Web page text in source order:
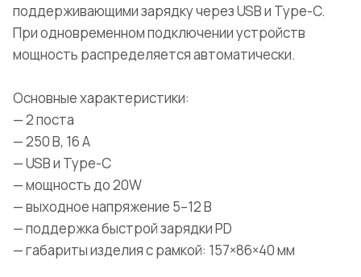
поддерживающими зарядку через USB и Type-C.
При одновременном подключении устройств
мощность распределяется автоматически.
Основные характеристики:
— 2 поста
— 250 В, 16 А
— USB и Type-C
— мощность до 20W
— выходное напряжение 5–12 В
— поддержка быстрой зарядки PD
— габариты изделия с рамкой: 157×86×40 мм